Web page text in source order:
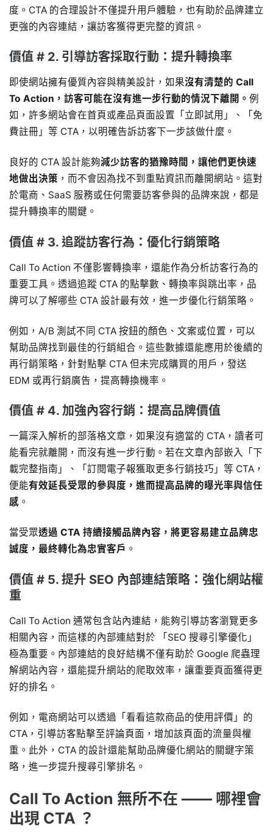
度。CTA 的合理設計不僅提升用戶體驗，也有助於品牌建立
更強的內容連結，讓訪客獲得更完整的資訊。
價值 # 2. 引導訪客採取行動：提升轉換率
即使網站擁有優質內容與精美設計，如果沒有清楚的 Call
To Action，訪客可能在沒有進一步行動的情況下離開。 例
如，許多網站會在首頁或產品頁面設置「立即試用」、「免
費註冊」等 CTA，以明確告訴訪客下一步該做什麼。
良好的 CTA 設計能夠減少訪客的猶豫時間，讓他們更快速
地做出決策 ，而不會因為找不到重點資訊而離開網站。這對
於電商、SaaS 服務或任何需要訪客參與的品牌來說，都是
提升轉換率的關鍵。
價值 # 3. 追蹤訪客行為：優化行銷策略
Call To Action 不僅影響轉換率，還能作為分析訪客行為的
重要工具。透過追蹤 CTA 的點擊數、轉換率與跳出率，品
牌可以了解哪些 CTA 設計最有效，進一步優化行銷策略。
例如，A/B 測試不同 CTA 按鈕的顏色、文案或位置，可以
幫助品牌找到最佳的行銷組合。這些數據還能應用於後續的
再行銷策略，針對點擊 CTA 但未完成購買的用戶，發送
EDM 或再行銷廣告，提高轉換機率。
價值 # 4. 加強內容行銷：提高品牌價值
一篇深入解析的部落格文章，如果沒有適當的 CTA，讀者可
能看完就離開，而沒有進一步行動。若在文章內部嵌入「下
載完整指南」、「訂閱電子報獲取更多行銷技巧」等 CTA，
便能有效延長受眾的參與度，進而提高品牌的曝光率與信任
感 。
當受眾透過 CTA 持續接觸品牌內容，將更容易建立品牌忠
誠度，最終轉化為忠實客戶 。
價值 # 5. 提升 SEO 內部連結策略：強化網站權
重
Call To Action 通常包含站內連結，能夠引導訪客瀏覽更多
相關內容，而這樣的內部連結對於 「SEO 搜尋引擎優化」
極為重要。內部連結的良好結構不僅有助於 Google 爬蟲理
解網站內容，還能提升網站的爬取效率，讓重要頁面獲得更
好的排名。
例如，電商網站可以透過「看看這款商品的使用評價」的
CTA，引導訪客點擊至評論頁面，增加該頁面的流量與權
重。此外，CTA 的設計還能幫助品牌優化網站的關鍵字策
略，進一步提升搜尋引擎排名。
Call To Action 無所不在 —— 哪裡會
出現 CTA ？